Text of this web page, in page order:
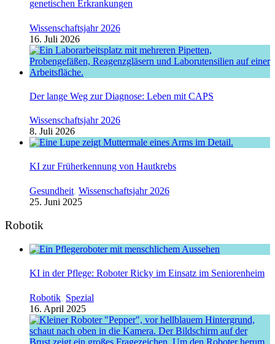
genetischen Erkrankungen
Wissenschaftsjahr 2026
16. Juli 2026
Der lange Weg zur Diagnose: Leben mit CAPS
Wissenschaftsjahr 2026
8. Juli 2026
KI zur Früherkennung von Hautkrebs
Gesundheit, Wissenschaftsjahr 2026
25. Juni 2025
Robotik
KI in der Pflege: Roboter Ricky im Einsatz im Seniorenheim
Robotik, Spezial
16. April 2025